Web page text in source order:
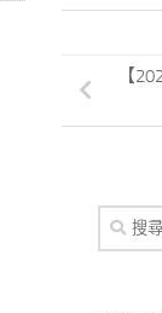
【
搜
尋